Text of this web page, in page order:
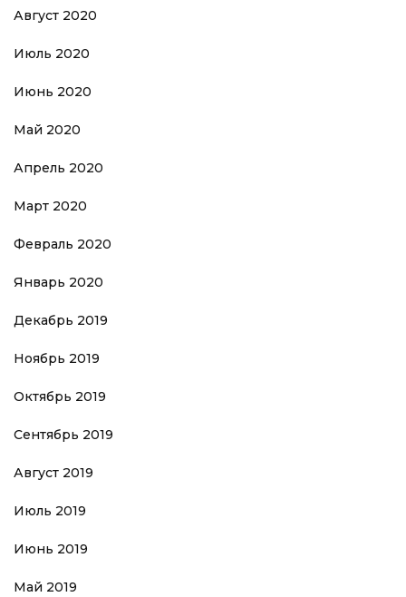
Август 2020
Июль 2020
Июнь 2020
Май 2020
Апрель 2020
Март 2020
Февраль 2020
Январь 2020
Декабрь 2019
Ноябрь 2019
Октябрь 2019
Сентябрь 2019
Август 2019
Июль 2019
Июнь 2019
Май 2019